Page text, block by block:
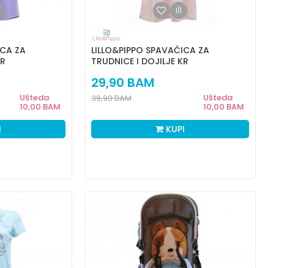
ZA
Ušteda
10,00 BAM
LILLO&PIPPO SPAVAĆICA ZA
TRUDNICE I DOJILJE KR
29,90 BAM
Ušteda
10,00 BAM
39,90BAM
KUPI